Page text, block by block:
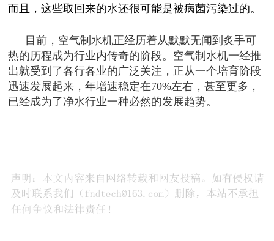
而且，这些取回来的水还很可能是被病菌污染过的。
目前，空气制水机正经历着从默默无闻到炙手可
热的历程成为行业内传奇的阶段。空气制水机一经推
出就受到了各行各业的广泛关注，正从一个培育阶段
迅速发展起来，年增速稳定在70%左右，甚至更多，
已经成为了净水行业一种必然的发展趋势。